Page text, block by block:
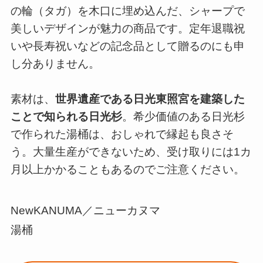
の輪（タガ）を木口に埋め込んだ、シャープで
美しいデザインが魅力の商品です。定年退職祝
いや長寿祝いなどの記念品として贈るのにも申
し分ありません。
素材は、 世界遺産である日光東照宮を建築した
ことで知られる日光杉。希少価値のある日光杉
で作られた湯桶は、おしゃれで縁起も良さそ
う。大量生産ができないため、受け取りには1カ
月以上かかることもあるのでご注意ください。
NewKANUMA／ニューカヌマ
湯桶